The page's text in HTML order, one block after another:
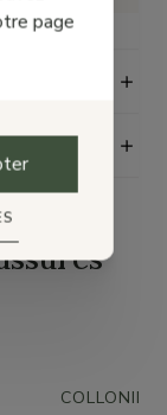
COLLONIL
page